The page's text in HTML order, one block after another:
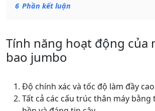
6 Phần kết luận
Tính năng hoạt động của
bao jumbo
Độ chính xác và tốc độ làm đầy cao
Tất cả các cấu trúc thân máy